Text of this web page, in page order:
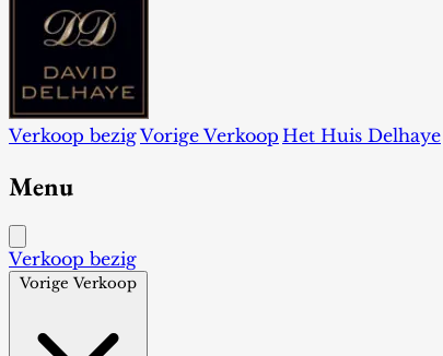
Verkoop bezigVorige Verkoop Het Huis Delhaye
Menu
Verkoop bezig
Vorige Verkoop